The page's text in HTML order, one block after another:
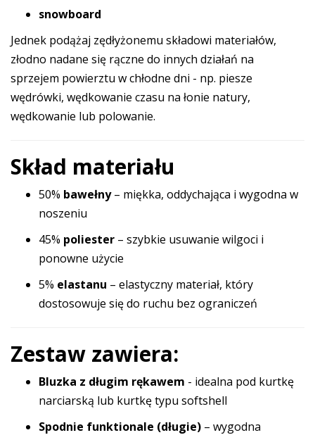
snowboard
Jednek podążaj zędłyżonemu składowi materiałów,
złodno nadane się rączne do innych działań na
sprzejem powierztu w chłodne dni - np. piesze
wędrówki, wędkowanie czasu na łonie natury,
wędkowanie lub polowanie.
Skład materiału
50% bawełny– miękka, oddychająca i wygodna w
noszeniu
45% poliester – szybkie usuwanie wilgoci i
ponowne użycie
5% elastanu – elastyczny materiał, który
dostosowuje się do ruchu bez ograniczeń
Zestaw zawiera:
Bluzka z długim rękawem - idealna pod kurtkę
narciarską lub kurtkę typu softshell
Spodnie funktionale (długie) – wygodna